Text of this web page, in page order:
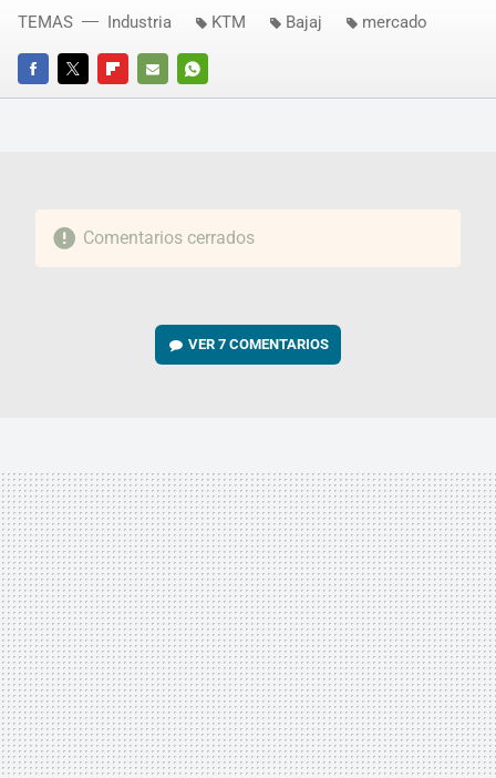
FACEBOOKTWITTERFLIPBOARD
E-
WHATSAPP
TEMAS Industria KTM Bajaj mercado
Comentarios cerrados
VER7 COMENTARIOS